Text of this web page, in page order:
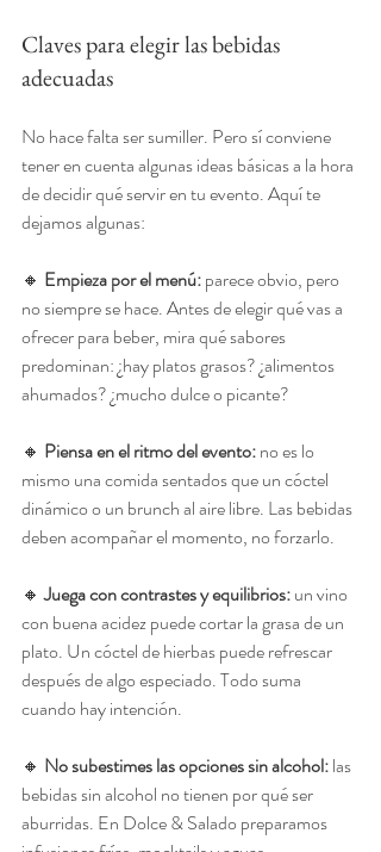
Claves para elegir las bebidas
adecuadas
No hace falta ser sumiller. Pero sí conviene
tener en cuenta algunas ideas básicas a la hora
de decidir qué servir en tu evento. Aquí te
dejamos algunas:
🔸 Empieza por el menú: parece obvio, pero
no siempre se hace. Antes de elegir qué vas a
ofrecer para beber, mira qué sabores
predominan: ¿hay platos grasos? ¿alimentos
ahumados? ¿mucho dulce o picante?
🔸 Piensa en el ritmo del evento: no es lo
mismo una comida sentados que un cóctel
dinámico o un brunch al aire libre. Las bebidas
deben acompañar el momento, no forzarlo.
🔸 Juega con contrastes y equilibrios: un vino
con buena acidez puede cortar la grasa de un
plato. Un cóctel de hierbas puede refrescar
después de algo especiado. Todo suma
cuando hay intención.
🔸 No subestimes las opciones sin alcohol: las
bebidas sin alcohol no tienen por qué ser
aburridas. En Dolce & Salado preparamos